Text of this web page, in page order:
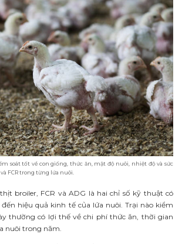
soát tốt về con giống, thức ăn, mật độ nuôi, nhiệt độ và sức
FCR trong từng lứa nuôi.
broiler, FCR và ADG là hai chỉ số kỹ thuật có
hiệu quả kinh tế của lứa nuôi. Trại nào kiểm
thường có lợi thế về chi phí thức ăn, thời gian
nuôi trong năm.